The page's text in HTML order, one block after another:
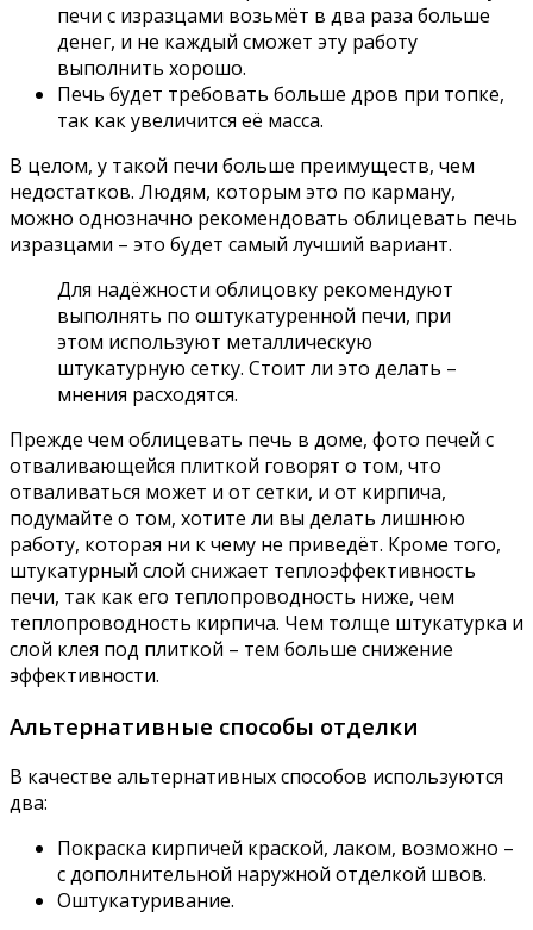
печи с изразцами возьмёт в два раза больше
денег, и не каждый сможет эту работу
выполнить хорошо.
Печь будет требовать больше дров при топке,
так как увеличится её масса.
В целом, у такой печи больше преимуществ, чем
недостатков. Людям, которым это по карману,
можно однозначно рекомендовать облицевать печь
изразцами – это будет самый лучший вариант.
Для надёжности облицовку рекомендуют
выполнять по оштукатуренной печи, при
этом используют металлическую
штукатурную сетку. Стоит ли это делать –
мнения расходятся.
Прежде чем облицевать печь в доме, фото печей с
отваливающейся плиткой говорят о том, что
отваливаться может и от сетки, и от кирпича,
подумайте о том, хотите ли вы делать лишнюю
работу, которая ни к чему не приведёт. Кроме того,
штукатурный слой снижает теплоэффективность
печи, так как его теплопроводность ниже, чем
теплопроводность кирпича. Чем толще штукатурка и
слой клея под плиткой – тем больше снижение
эффективности.
Альтернативные способы отделки
В качестве альтернативных способов используются
два:
Покраска кирпичей краской, лаком, возможно –
с дополнительной наружной отделкой швов.
Оштукатуривание.